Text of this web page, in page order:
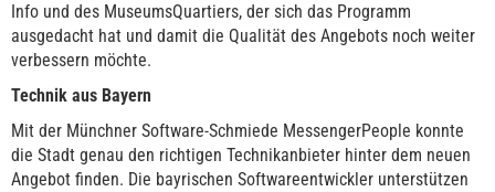
Info und des MuseumsQuartiers, der sich das Programm
ausgedacht hat und damit die Qualität des Angebots noch weiter
verbessern möchte.
Technik aus Bayern
Mit der Münchner Software-Schmiede MessengerPeople konnte
die Stadt genau den richtigen Technikanbieter hinter dem neuen
Angebot finden. Die bayrischen Softwareentwickler unterstützen